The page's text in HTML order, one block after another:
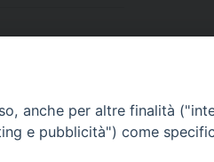
anche per altre finalità
e pubblicità") come